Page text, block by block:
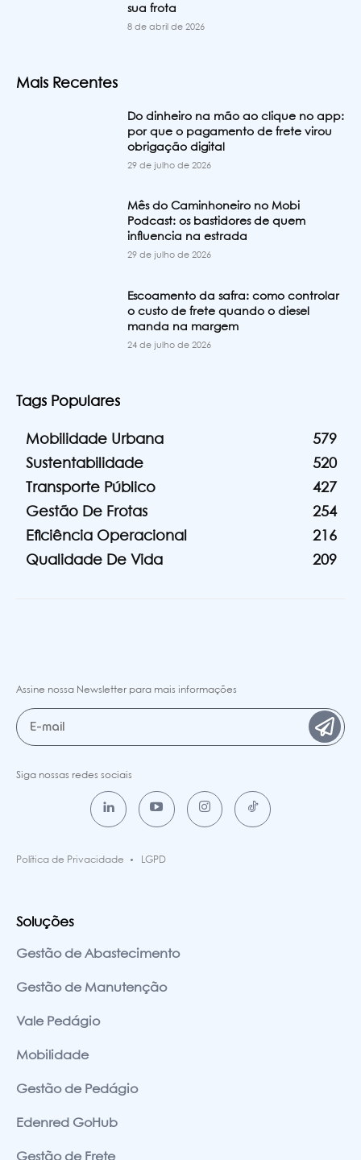
sua frota
8 de abril de 2026
Mais Recentes
Do dinheiro na mão ao clique no app:
por que o pagamento de frete virou
obrigação digital
29 de julho de 2026
Mês do Caminhoneiro no Mobi
Podcast: os bastidores de quem
influencia na estrada
29 de julho de 2026
Escoamento da safra: como controlar
o custo de frete quando o diesel
manda na margem
24 de julho de 2026
Tags Populares
Mobilidade Urbana
579
Sustentabilidade
520
Transporte Público
427
Gestão De Frotas
254
Eficiência Operacional
216
Qualidade De Vida
209
Assine nossa Newsletter para mais informações
Siga nossas redes sociais
Política de Privacidade LGPD
Soluções
Gestão de Abastecimento
Gestão de Manutenção
Vale Pedágio
Mobilidade
Gestão de Pedágio
Edenred GoHub
Gestão de Frete